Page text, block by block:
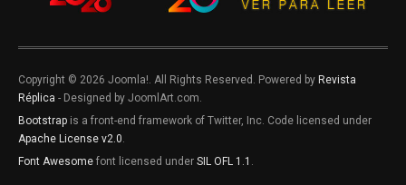
Copyright © 2026 Joomla!. All Rights Reserved. Powered by Revista
Réplica - Designed by JoomlArt.com.
Bootstrap is a front-end framework of Twitter, Inc. Code licensed under
Apache License v2.0.
Font Awesome font licensed under SIL OFL 1.1 .